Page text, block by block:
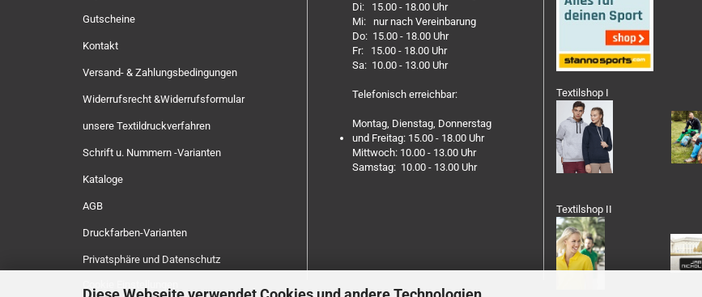
Gutscheine
Kontakt
Versand- & Zahlungsbedingungen
Widerrufsrecht &Widerrufsformular
unsere Textildruckverfahren
Schrift u. Nummern -Varianten
Kataloge
AGB
Druckfarben-Varianten
Privatsphäre und Datenschutz
Di: 15.00 - 18.00 Uhr
Mi: nur nach Vereinbarung
Do: 15.00 - 18.00 Uhr
Fr: 15.00 - 18.00 Uhr
Sa: 10.00 - 13.00 Uhr
Telefonisch erreichbar:
Montag, Dienstag, Donnerstag
und Freitag: 15.00 - 18.00 Uhr
Mittwoch: 10.00 - 13.00 Uhr
Samstag: 10.00 - 13.00 Uhr
Textilshop I
Textilshop II